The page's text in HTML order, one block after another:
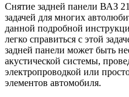
Снятие задней панели ВАЗ
задачей для многих
данной подробной
легко справиться с этой
задней панели может быть
акустической системы,
электропроводкой или
элементов автомобиля.